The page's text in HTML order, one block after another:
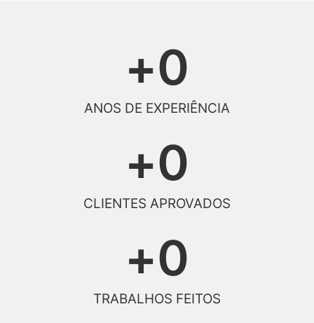
ANOS DE EXPERIÊNCIA
+0
CLIENTES APROVADOS
+0
TRABALHOS FEITOS
+0